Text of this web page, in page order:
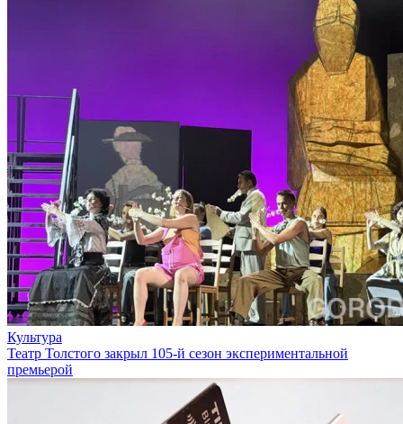
Культура
Театр Толстого закрыл 105-й сезон экспериментальной
премьерой